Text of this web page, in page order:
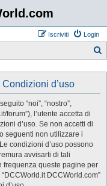
Login
Iscriviti
d’uso
“noi”, “nostro”,
forum”), l’utente accetta di
d’uso. Se non accetti di
seguenti non utilizzare i
condizioni d’uso possono
avvisarti di tali
frequenza queste pagine per
DCCWorld.com”